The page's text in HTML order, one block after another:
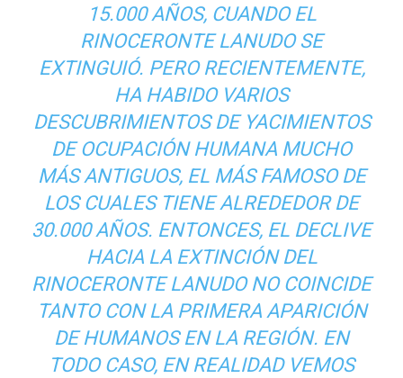
15.000 AÑOS, CUANDO EL
RINOCERONTE LANUDO SE
EXTINGUIÓ. PERO RECIENTEMENTE,
HA HABIDO VARIOS
DESCUBRIMIENTOS DE YACIMIENTOS
DE OCUPACIÓN HUMANA MUCHO
MÁS ANTIGUOS, EL MÁS FAMOSO DE
LOS CUALES TIENE ALREDEDOR DE
30.000 AÑOS. ENTONCES, EL DECLIVE
HACIA LA EXTINCIÓN DEL
RINOCERONTE LANUDO NO COINCIDE
TANTO CON LA PRIMERA APARICIÓN
DE HUMANOS EN LA REGIÓN. EN
TODO CASO, EN REALIDAD VEMOS